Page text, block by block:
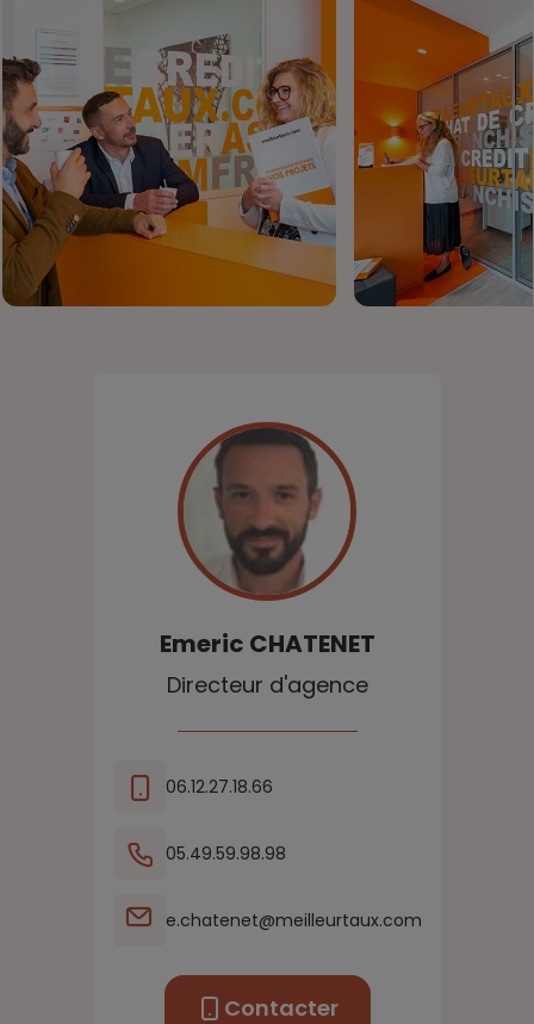
Emeric CHATENET
Directeur d'agence
06.12.27.18.66
05.49.59.98.98
e.chatenet@meilleurtaux.com
Contacter